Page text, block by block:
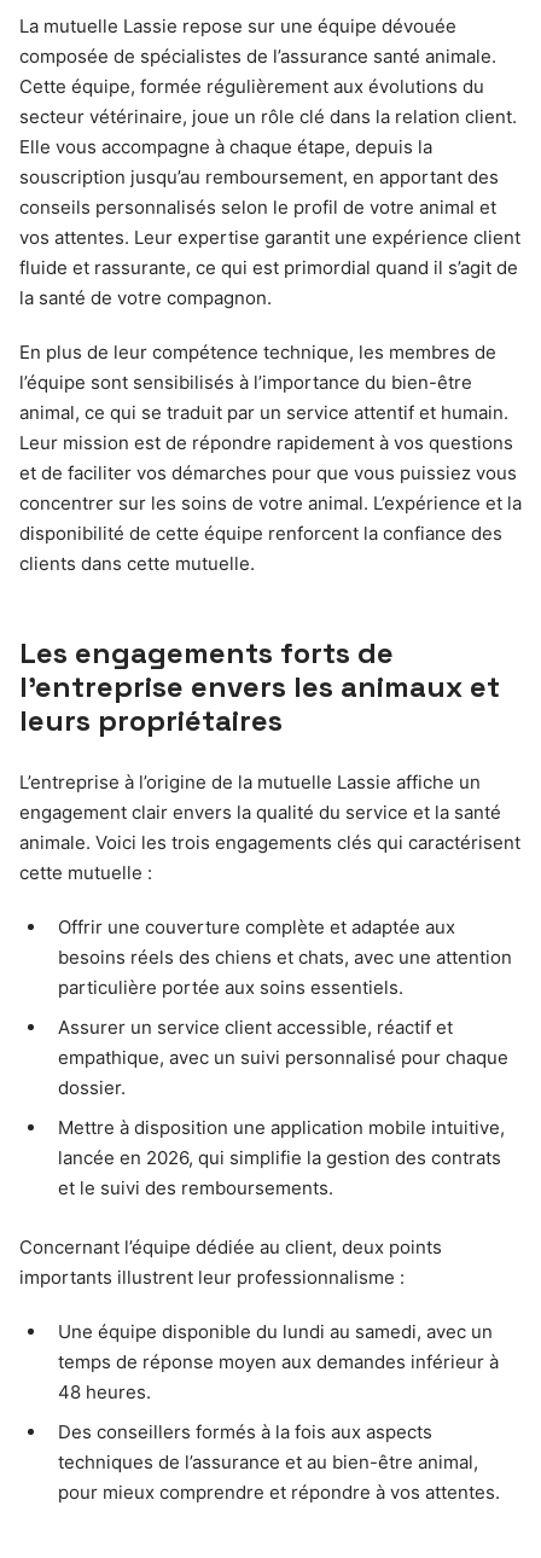
La mutuelle Lassie repose sur une équipe dévouée
composée de spécialistes de l’assurance santé animale.
Cette équipe, formée régulièrement aux évolutions du
secteur vétérinaire, joue un rôle clé dans la relation client.
Elle vous accompagne à chaque étape, depuis la
souscription jusqu’au remboursement, en apportant des
conseils personnalisés selon le profil de votre animal et
vos attentes. Leur expertise garantit une expérience client
fluide et rassurante, ce qui est primordial quand il s’agit de
la santé de votre compagnon.
En plus de leur compétence technique, les membres de
l’équipe sont sensibilisés à l’importance du bien-être
animal, ce qui se traduit par un service attentif et humain.
Leur mission est de répondre rapidement à vos questions
et de faciliter vos démarches pour que vous puissiez vous
concentrer sur les soins de votre animal. L’expérience et la
disponibilité de cette équipe renforcent la confiance des
clients dans cette mutuelle.
Les engagements forts de
l’entreprise envers les animaux et
leurs propriétaires
L’entreprise à l’origine de la mutuelle Lassie affiche un
engagement clair envers la qualité du service et la santé
animale. Voici les trois engagements clés qui caractérisent
cette mutuelle :
Offrir une couverture complète et adaptée aux
besoins réels des chiens et chats, avec une attention
particulière portée aux soins essentiels.
Assurer un service client accessible, réactif et
empathique, avec un suivi personnalisé pour chaque
dossier.
Mettre à disposition une application mobile intuitive,
lancée en 2026, qui simplifie la gestion des contrats
et le suivi des remboursements.
Concernant l’équipe dédiée au client, deux points
importants illustrent leur professionnalisme :
Une équipe disponible du lundi au samedi, avec un
temps de réponse moyen aux demandes inférieur à
48 heures.
Des conseillers formés à la fois aux aspects
techniques de l’assurance et au bien-être animal,
pour mieux comprendre et répondre à vos attentes.